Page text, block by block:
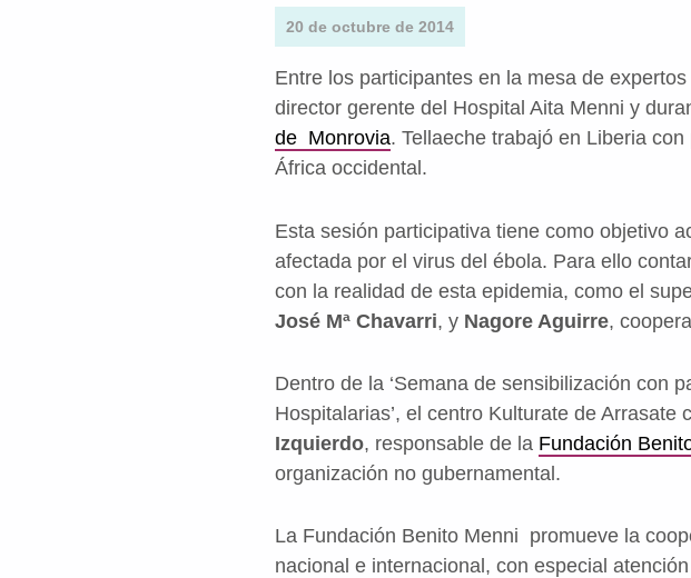
20 de octubre de 2014
Entre los participantes en la mesa de expertos
director gerente del Hospital Aita Menni y
de Monrovia. Tellaeche trabajó en Liberia
África occidental.
Esta sesión participativa tiene como objetivo
afectada por el virus del ébola. Para ello
con la realidad de esta epidemia, como el
José Mª Chavarri, y Nagore Aguirre,
Dentro de la ‘Semana de sensibilización con
Hospitalarias’, el centro Kulturate de Arrasate
Izquierdo, responsable de la Fundación
organización no gubernamental.
La Fundación Benito Menni promueve la
nacional e internacional, con especial